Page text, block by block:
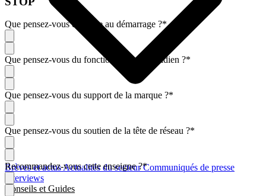
Brèves et actusActualités du secteurCommuniqués de presse
Interviews
Conseils et Guides
Que pensez-vous de l'aide au démarrage ?*
Que pensez-vous du fonctionnement quotidien ?*
Que pensez-vous du support de la marque ?*
Que pensez-vous du soutien de la tête de réseau ?*
Recommandez-vous cette enseigne ?*